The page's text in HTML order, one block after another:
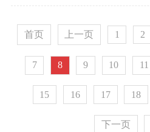
首页 上一页 1 2
7 8 9 10 11
15 16 17 18
下一页